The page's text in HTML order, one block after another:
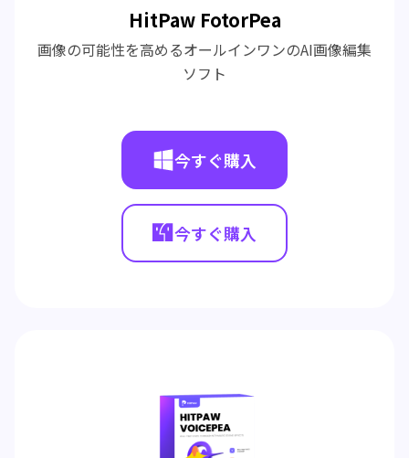
HitPaw FotorPea
画像の可能性を高めるオールインワンのAI画像編集
ソフト
今すぐ購入
今すぐ購入